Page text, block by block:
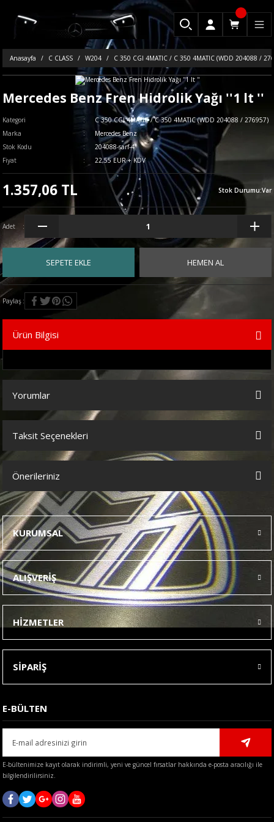
Anasayfa C CLASS W204 C 350 CGI 4MATIC / C 350 4MATIC (WDD 204088 /
Mercedes Benz Fren Hidrolik Yağı ''1 lt ''
Kategori
C 350 CGI 4MATIC / C 350 4MATIC (WDD 204088 / 276957)
Marka
Mercedes Benz
Stok Kodu
204088-sarf-4
Fiyat
22,55 EUR + KDV
1.357,06 TL Stok Durumu:Var
Adet
SEPETE EKLE HEMEN AL
Paylaş
Ürün Bilgisi
Yorumlar
Bu ürüne ilk yorumu siz yapın!
Taksit Seçenekleri
Önerileriniz
Bu ürünün fiyat bilgisi, resim, ürün açıklamalarında ve diğer
konularda yetersiz gördüğünüz noktaları öneri formunu kullanarak
tarafımıza iletebilirsiniz.
Görüş ve önerileriniz için teşekkür ederiz.
Ürün resmi kalitesiz, bozuk veya görüntülenemiyor.
Ürün açıklamasında eksik bilgiler bulunuyor.
Ürün bilgilerinde hatalar bulunuyor.
Ürün fiyatı diğer sitelerden daha pahalı.
Bu ürüne benzer farklı alternatifler olmalı.
Gönder
KURUMSAL
ALIŞVERİŞ
HİZMETLER
SİPARİŞ
E-BÜLTEN
E-bültenimize kayıt olarak indirimli, yeni ve güncel fırsatlar hakkında e-posta aracılığı ile
bilgilendirilirsiniz.